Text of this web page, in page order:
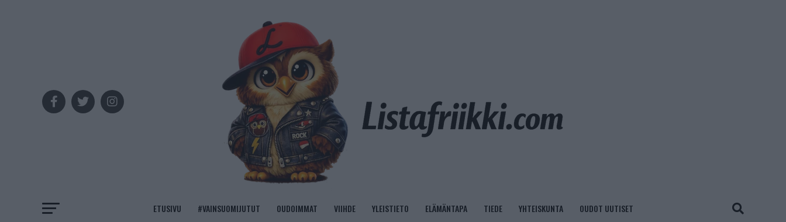
ETUSIVU #VAINSUOMIJUTUT OUDOIMMAT VIIHDE YLEISTIETO ELÄMÄNTAPA TIEDE YHTEISKUNTA OUDOT UUTISET